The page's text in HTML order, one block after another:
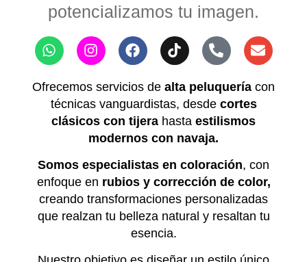
potencializamos tu imagen.
Ofrecemos servicios de alta peluquería con
técnicas vanguardistas, desde cortes
clásicos con tijera hasta estilismos
modernos con navaja.
Somos especialistas en coloración, con
enfoque en rubios y corrección de color,
creando transformaciones personalizadas
que realzan tu belleza natural y resaltan tu
esencia.